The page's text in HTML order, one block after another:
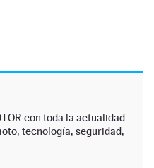
con toda la actualidad
tecnología, seguridad,